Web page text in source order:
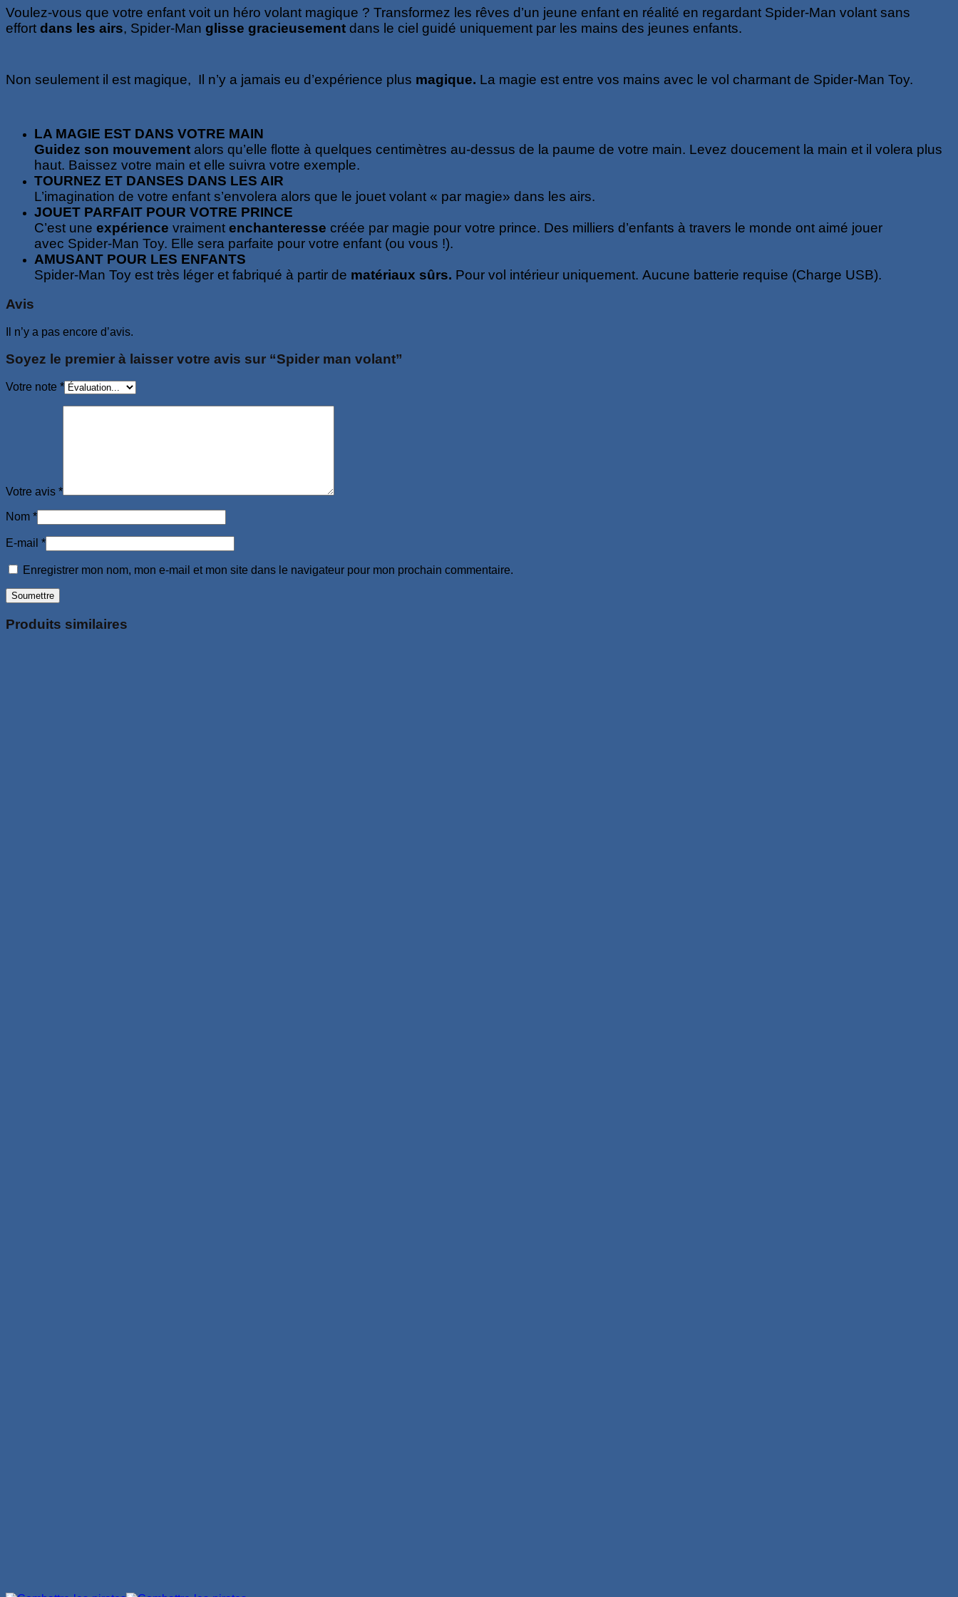
Voulez-vous que votre enfant voit un héro volant magique ? Transformez les rêves d’un jeune enfant en réalité en regardant Spider-Man volant sans
effort dans les airs, Spider-Man glisse gracieusement dans le ciel guidé uniquement par les mains des jeunes enfants.
Non seulement il est magique, Il n’y a jamais eu d’expérience plus magique. La magie est entre vos mains avec le vol charmant de Spider-Man Toy.
LA MAGIE EST DANS VOTRE MAIN
Guidez son mouvement alors qu’elle flotte à quelques centimètres au-dessus de la paume de votre main. Levez doucement la main et il volera plus
haut. Baissez votre main et elle suivra votre exemple.
TOURNEZ ET DANSES DANS LES AIR
L’imagination de votre enfant s’envolera alors que le jouet volant « par magie» dans les airs.
JOUET PARFAIT POUR VOTRE PRINCE
C’est une expérience vraiment enchanteresse créée par magie pour votre prince. Des milliers d’enfants à travers le monde ont aimé jouer
avec Spider-Man Toy. Elle sera parfaite pour votre enfant (ou vous !).
AMUSANT POUR LES ENFANTS
Spider-Man Toy est très léger et fabriqué à partir de matériaux sûrs. Pour vol intérieur uniquement. Aucune batterie requise (Charge USB).
Avis
Il n’y a pas encore d’avis.
Soyez le premier à laisser votre avis sur “Spider man volant”
Votre note *
Votre avis *
Nom *
E-mail *
Enregistrer mon nom, mon e-mail et mon site dans le navigateur pour mon prochain commentaire.
Produits similaires